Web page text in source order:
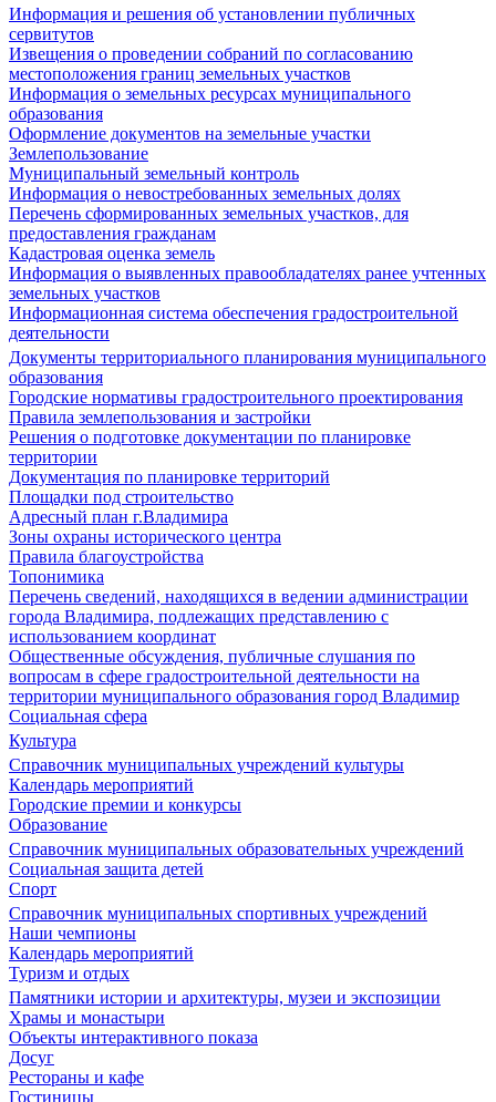
Информация и решения об установлении публичных
сервитутов
Извещения о проведении собраний по согласованию
местоположения границ земельных участков
Информация о земельных ресурсах муниципального
образования
Оформление документов на земельные участки
Землепользование
Муниципальный земельный контроль
Информация о невостребованных земельных долях
Перечень сформированных земельных участков, для
предоставления гражданам
Кадастровая оценка земель
Информация о выявленных правообладателях ранее учтенных
земельных участков
Информационная система обеспечения градостроительной
деятельности
Документы территориального планирования муниципального
образования
Городские нормативы градостроительного проектирования
Правила землепользования и застройки
Решения о подготовке документации по планировке
территории
Документация по планировке территорий
Площадки под строительство
Адресный план г.Владимира
Зоны охраны исторического центра
Правила благоустройства
Топонимика
Перечень сведений, находящихся в ведении администрации
города Владимира, подлежащих представлению с
использованием координат
Общественные обсуждения, публичные слушания по
вопросам в сфере градостроительной деятельности на
территории муниципального образования город Владимир
Социальная сфера
Культура
Справочник муниципальных учреждений культуры
Календарь мероприятий
Городские премии и конкурсы
Образование
Справочник муниципальных образовательных учреждений
Социальная защита детей
Спорт
Справочник муниципальных спортивных учреждений
Наши чемпионы
Календарь мероприятий
Туризм и отдых
Памятники истории и архитектуры, музеи и экспозиции
Храмы и монастыри
Объекты интерактивного показа
Досуг
Рестораны и кафе
Гостиницы